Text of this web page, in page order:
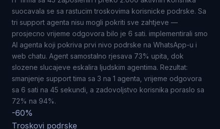
suocavala se sa rastucim troskovima korisnicke podrske. Sa
tri support agenta nisu mogli pokriti sve zahtjeve —
prosjecno vrijeme odgovora bilo je 6 sati. implementirali smo
AI agenta koji pokriva prvi nivo podrske na WhatsApp-u i
web chatu. Agent samostalno rjesava 73% upita, dok
slozene slucajeve eskalira ljudskim agentima. Rezultat:
smanjenje support tima sa 3 na 1 agenta, vrijeme odgovora
sa 6 sati na 45 sekundi, a zadovoljstvo korisnika poraslo sa
72% na 94%.
-60%
Troskovi podrske